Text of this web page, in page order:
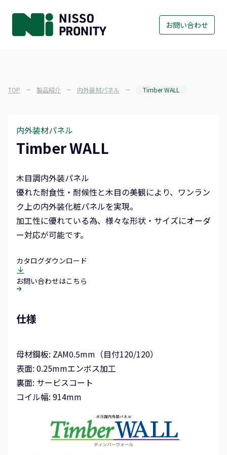
お問い合わせ
TOP 製品紹介 内外装材パネル Timber WALL
内外装材パネル
Timber WALL
木目調内外装パネル
優れた耐食性・耐候性と木目の美観により、ワンラン
ク上の内外装化粧パネルを実現。
加工性に優れている為、様々な形状・サイズにオーダ
ー対応が可能です。
カタログダウンロード
お問い合わせはこちら
仕様
母材鋼板: ZAM0.5mm（目付120/120）
表面: 0.25mmエンボス加工
裏面: サービスコート
コイル幅: 914mm